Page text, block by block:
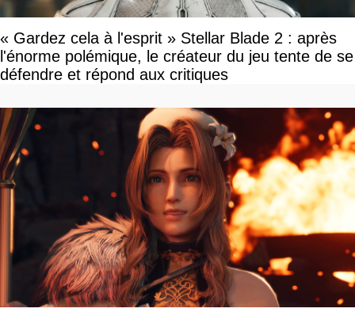
« Gardez cela à l'esprit » Stellar Blade 2 : après
l'énorme polémique, le créateur du jeu tente de se
défendre et répond aux critiques